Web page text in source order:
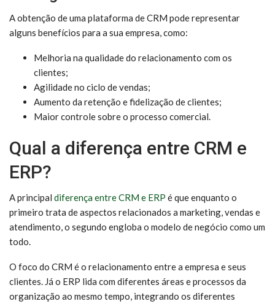
A obtenção de uma plataforma de CRM pode representar
alguns benefícios para a sua empresa, como:
Melhoria na qualidade do relacionamento com os
clientes;
Agilidade no ciclo de vendas;
Aumento da retenção e fidelização de clientes;
Maior controle sobre o processo comercial.
Qual a diferença entre CRM e
ERP?
A principal diferença entre CRM e ERP é que enquanto o
primeiro trata de aspectos relacionados a marketing, vendas e
atendimento, o segundo engloba o modelo de negócio como um
todo.
O foco do CRM é o relacionamento entre a empresa e seus
clientes. Já o ERP lida com diferentes áreas e processos da
organização ao mesmo tempo, integrando os diferentes